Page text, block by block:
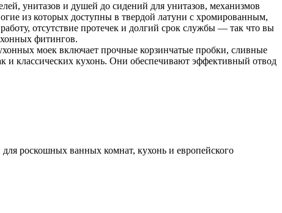
унитазов и душей до сидений для унитазов, механизмов
из которых доступны в твердой латуни с хромированным,
отсутствие протечек и долгий срок службы — так что вы
фитингов.
моек включает прочные корзинчатые пробки, сливные
и классических кухонь. Они обеспечивают эффективный отвод
роскошных ванных комнат, кухонь и европейского